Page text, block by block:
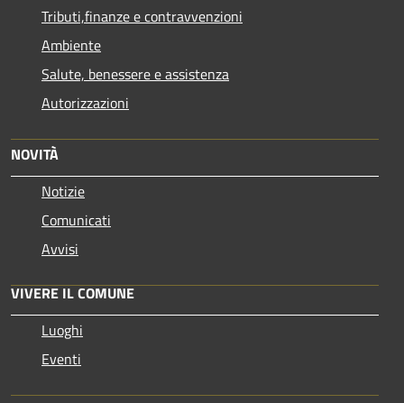
Tributi,finanze e contravvenzioni
Ambiente
Salute, benessere e assistenza
Autorizzazioni
NOVITÀ
Notizie
Comunicati
Avvisi
VIVERE IL COMUNE
Luoghi
Eventi